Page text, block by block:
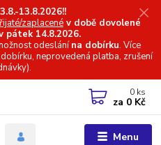
13.8.2026!!
zaplacené v době dovolené
pátek 14.8.2026.
odeslánína dobírku. Více
neprovedená platba, zrušení
Menu
0 ks
za 0 Kč